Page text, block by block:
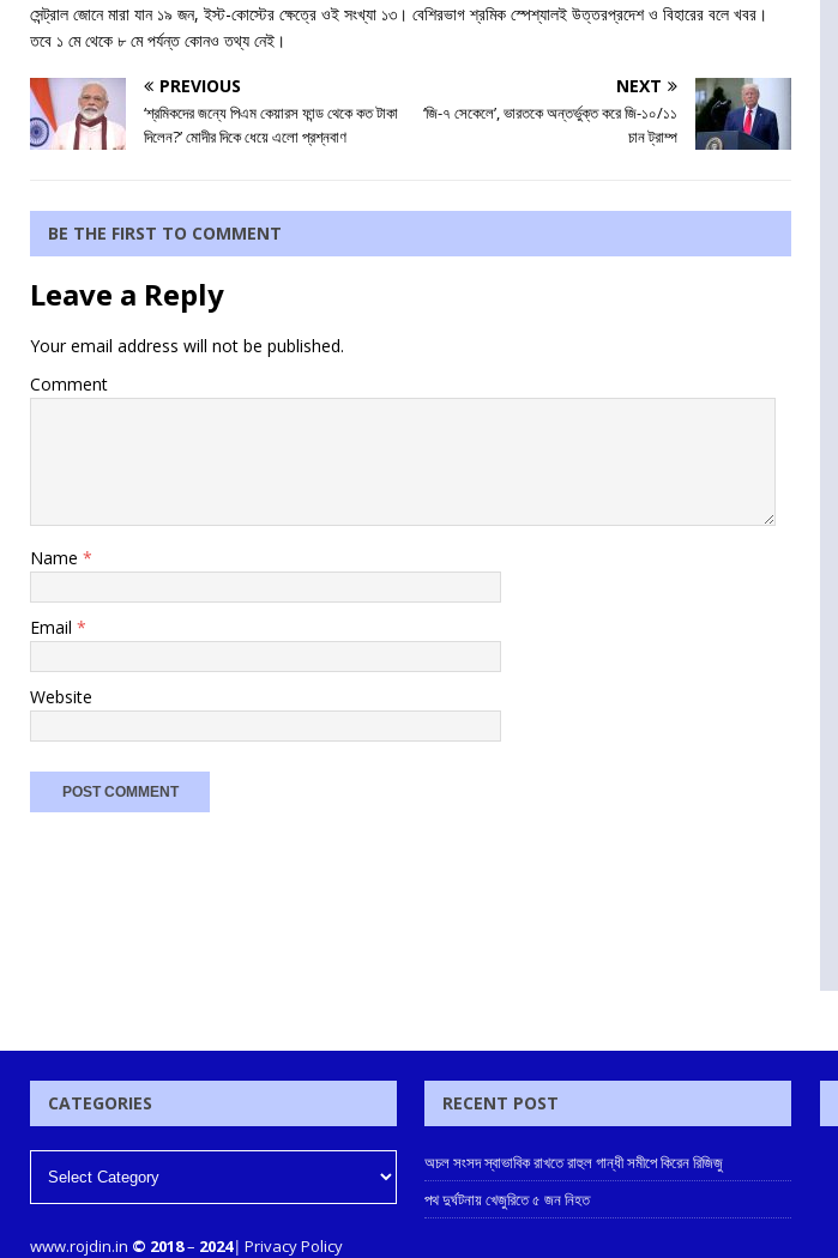
সেন্ট্রাল জোনে মারা যান ১৯ জন, ইস্ট-কোস্টের ক্ষেত্রে ওই সংখ্যা ১৩। বেশিরভাগ শ্রমিক স্পেশ্যালই উত্তরপ্রদেশ ও বিহারের বলে খবর।
তবে ১ মে থেকে ৮ মে পর্যন্ত কোনও তথ্য নেই।
PREVIOUS
‘শ্রমিকদের জন্যে পিএম কেয়ারস ফান্ড থেকে কত টাকা
দিলেন?’ মোদীর দিকে ধেয়ে এলো প্রশ্নবাণ
NEXT
‘জি-৭ সেকেলে’, ভারতকে অন্তর্ভুক্ত করে জি-১০/১১
চান ট্রাম্প
BE THE FIRST TO COMMENT
Leave a Reply
Your email address will not be published.
Comment
Name *
Email *
Website
CATEGORIES
www.rojdin.in © 2018– 2024| Privacy Policy
RECENT POST
অচল সংসদ স্বাভাবিক রাখতে রাহুল গান্ধী সমীপে কিরেন রিজিজু
পথ দুর্ঘটনায় খেজুরিতে ৫ জন নিহত